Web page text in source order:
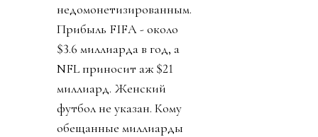
недомонетизированным.
Прибыль FIFA - около
$3.6 миллиарда в год, а
NFL приносит аж $21
миллиард. Женский
футбол не указан. Кому
обещанные миллиарды